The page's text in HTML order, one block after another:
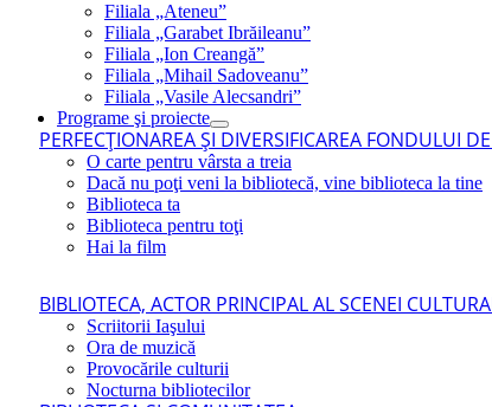
Filiala „Ateneu”
Filiala „Garabet Ibrăileanu”
Filiala „Ion Creangă”
Filiala „Mihail Sadoveanu”
Filiala „Vasile Alecsandri”
Programe şi proiecte
PERFECŢIONAREA ŞI DIVERSIFICAREA FONDULUI
O carte pentru vârsta a treia
Dacă nu poţi veni la bibliotecă, vine biblioteca la tine
Biblioteca ta
Biblioteca pentru toţi
Hai la film
BIBLIOTECA, ACTOR PRINCIPAL AL SCENEI
Scriitorii Iaşului
Ora de muzică
Provocările culturii
Nocturna bibliotecilor